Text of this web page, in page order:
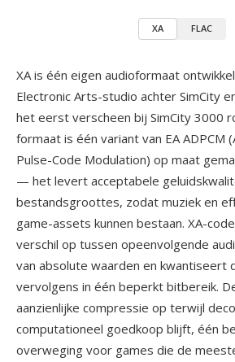
XA FLAC
XA is één eigen audioformaat
Electronic Arts-studio achter SimCity
het eerst verscheen bij SimCity 3000
formaat is één variant van EA ADPCM
Pulse-Code Modulation) op maat
— het levert acceptabele
bestandsgroottes, zodat muziek en
game-assets kunnen bestaan. XA-
verschil op tussen opeenvolgende
van absolute waarden en kwantiseert
vervolgens in één beperkt bitbereik.
aanzienlijke compressie op terwijl
computationeel goedkoop blijft, één
overweging voor games die de